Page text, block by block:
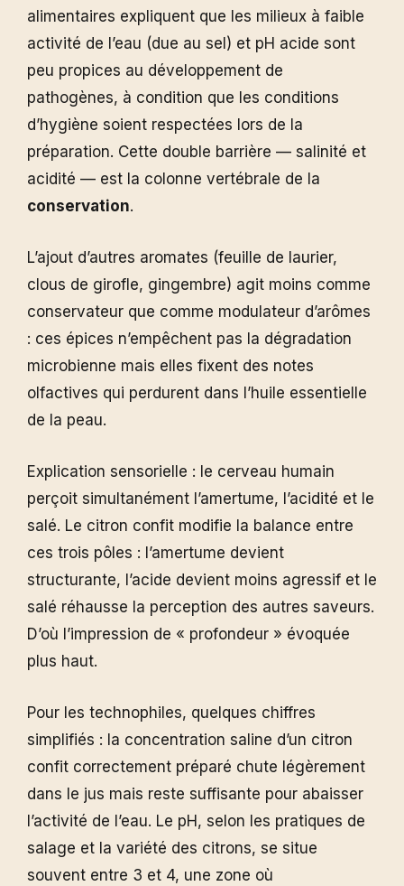
alimentaires expliquent que les milieux à faible
activité de l’eau (due au sel) et pH acide sont
peu propices au développement de
pathogènes, à condition que les conditions
d’hygiène soient respectées lors de la
préparation. Cette double barrière — salinité et
acidité — est la colonne vertébrale de la
conservation.
L’ajout d’autres aromates (feuille de laurier,
clous de girofle, gingembre) agit moins comme
conservateur que comme modulateur d’arômes
: ces épices n’empêchent pas la dégradation
microbienne mais elles fixent des notes
olfactives qui perdurent dans l’huile essentielle
de la peau.
Explication sensorielle : le cerveau humain
perçoit simultanément l’amertume, l’acidité et le
salé. Le citron confit modifie la balance entre
ces trois pôles : l’amertume devient
structurante, l’acide devient moins agressif et le
salé réhausse la perception des autres saveurs.
D’où l’impression de « profondeur » évoquée
plus haut.
Pour les technophiles, quelques chiffres
simplifiés : la concentration saline d’un citron
confit correctement préparé chute légèrement
dans le jus mais reste suffisante pour abaisser
l’activité de l’eau. Le pH, selon les pratiques de
salage et la variété des citrons, se situe
souvent entre 3 et 4, une zone où